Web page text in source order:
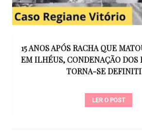
15 ANOS APÓS RACHA QUE
EM ILHÉUS, CONDENAÇÃO DOS
TORNA-SE
LER O POST